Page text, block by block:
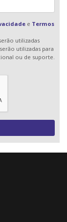
e Termos
utilizadas
utilizadas para
ou de suporte.